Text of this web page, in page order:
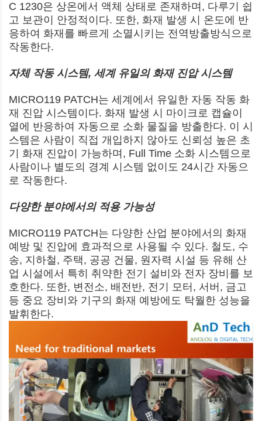
C 1230은 상온에서 액체 상태로 존재하며, 다루기 쉽
고 보관이 안정적이다. 또한, 화재 발생 시 온도에 반
응하여 화재를 빠르게 소멸시키는 전역방출방식으로
작동한다.
자체 작동 시스템, 세계 유일의 화재 진압 시스템
MICRO119 PATCH는 세계에서 유일한 자동 작동 화
재 진압 시스템이다. 화재 발생 시 마이크로 캡슐이
열에 반응하여 자동으로 소화 물질을 방출한다. 이 시
스템은 사람이 직접 개입하지 않아도 신뢰성 높은 초
기 화재 진압이 가능하며, Full Time 소화 시스템으로
사람이나 별도의 경계 시스템 없이도 24시간 자동으
로 작동한다.
다양한 분야에서의 적용 가능성
MICRO119 PATCH는 다양한 산업 분야에서의 화재
예방 및 진압에 효과적으로 사용될 수 있다. 철도, 수
송, 지하철, 주택, 공공 건물, 원자력 시설 등 유해 산
업 시설에서 특히 취약한 전기 설비와 전자 장비를 보
호한다. 또한, 변전소, 배전반, 전기 모터, 서버, 금고
등 중요 장비와 기구의 화재 예방에도 탁월한 성능을
발휘한다.